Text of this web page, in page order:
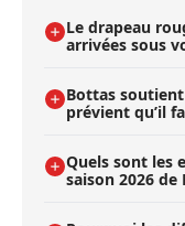
Le drapeau
arrivées sous
Bottas
prévient qu’il
Quels sont les
saison 2026 de